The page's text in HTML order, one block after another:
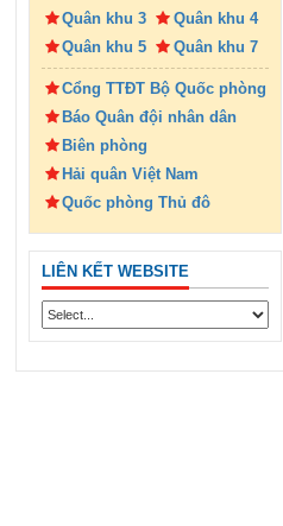
Quân khu 3
Quân khu 4
Quân khu 5
Quân khu 7
Cổng TTĐT Bộ Quốc phòng
Báo Quân đội nhân dân
Biên phòng
Hải quân Việt Nam
Quốc phòng Thủ đô
LIÊN KẾT WEBSITE